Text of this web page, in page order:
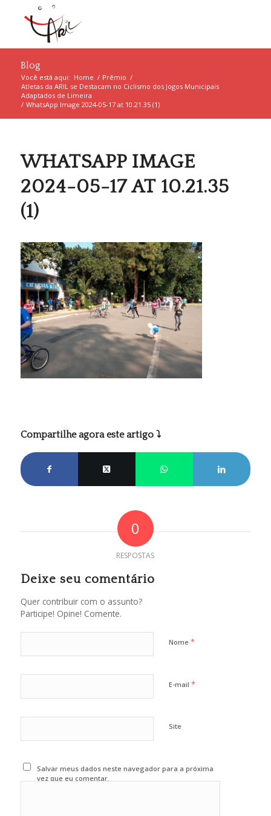
Blog
Você está aqui: Home / Prêmio /
Atletas da ARIL se Destacam no Ciclismo dos Jogos Municipais
Adaptados de Limeira
/ WhatsApp Image 2024-05-17 at 10.21.35 (1)
WHATSAPP IMAGE
2024-05-17 AT 10.21.35
(1)
Compartilhe agora este artigo ⤵
0
RESPOSTAS
Deixe seu comentário
Quer contribuir com o assunto?
Participe! Opine! Comente.
Nome *
E-mail *
Site
Salvar meus dados neste navegador para a próxima
vez que eu comentar.